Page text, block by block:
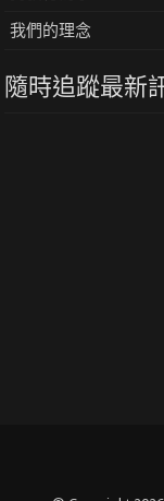
我們的理念
隨時追蹤最新